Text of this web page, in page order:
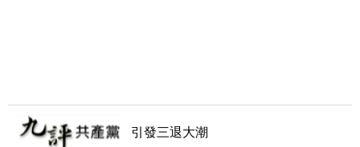
引發三退大潮